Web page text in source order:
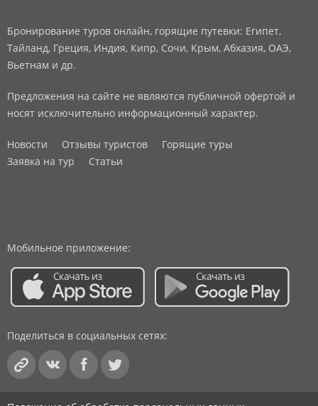
Бронирование туров онлайн, горящие путевки: Египет,
Тайланд, Греция, Индия, Кипр, Сочи, Крым, Абхазия, ОАЭ,
Вьетнам и др.
Предложения на сайте не являются публичной офертой и
носят исключительно информационный характер.
Новости Отзывы туристов
Горящие туры
Заявка на тур
Статьи
Мобильное приложение:
Поделиться в социальных сетях: